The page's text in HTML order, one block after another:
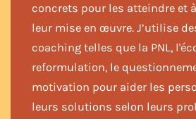
concrets pour les atteindre et
leur mise en œuvre. J’utilise
coaching telles que la PNL,
reformulation, le
motivation pour aider les
leurs solutions selon leurs